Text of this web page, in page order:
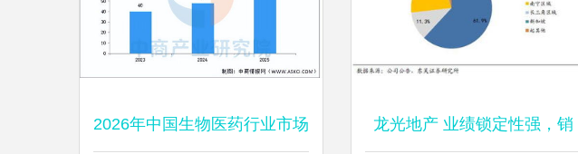
2026年中国生物医药行业市场 龙光地产 业绩锁定性强，销